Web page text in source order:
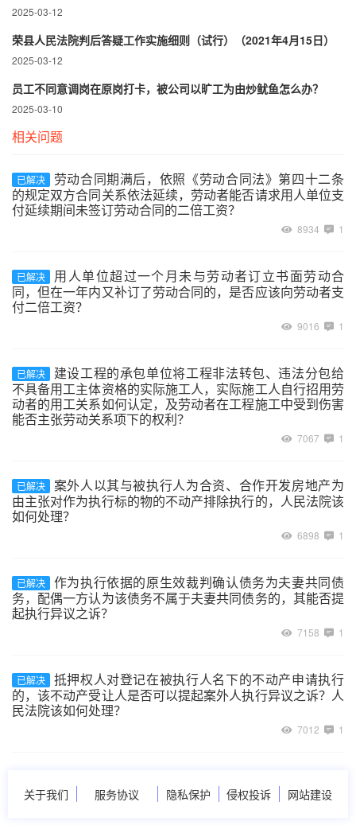
2025-03-12
荣县人民法院判后答疑工作实施细则（试行）（2021年4月15日）
2025-03-12
员工不同意调岗在原岗打卡，被公司以旷工为由炒鱿鱼怎么办？
2025-03-10
相关问题
已解决
劳动合同期满后，依照《劳动合同法》第四十二条
的规定双方合同关系依法延续，劳动者能否请求用人单位支
付延续期间未签订劳动合同的二倍工资？
8934 1
已解决
用人单位超过一个月未与劳动者订立书面劳动合
同，但在一年内又补订了劳动合同的，是否应该向劳动者支
付二倍工资？
9016 1
已解决
建设工程的承包单位将工程非法转包、违法分包给
不具备用工主体资格的实际施工人，实际施工人自行招用劳
动者的用工关系如何认定，及劳动者在工程施工中受到伤害
能否主张劳动关系项下的权利？
7067 1
已解决
案外人以其与被执行人为合资、合作开发房地产为
由主张对作为执行标的物的不动产排除执行的，人民法院该
如何处理？
6898 1
已解决
作为执行依据的原生效裁判确认债务为夫妻共同债
务，配偶一方认为该债务不属于夫妻共同债务的，其能否提
起执行异议之诉？
7158 1
已解决
抵押权人对登记在被执行人名下的不动产申请执行
的，该不动产受让人是否可以提起案外人执行异议之诉？人
民法院该如何处理？
7012 1
关于我们 服务协议 隐私保护 侵权投诉 网站建设